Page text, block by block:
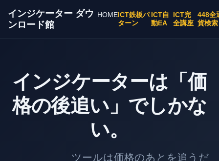
インジケーター ダウ
ンロード館
HOMEICT鉄板パ
ターン
ICT自
動EA
ICT完
全講座
448全
貨検索
インジケーターは「価
格の後追い」でしかな
い。
ツールは価格のあとを追うだ